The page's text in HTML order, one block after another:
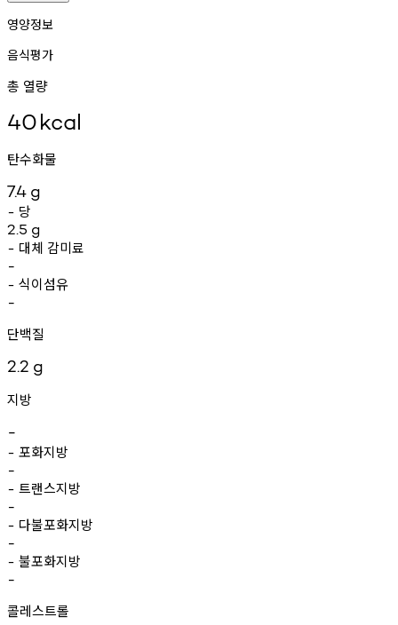
영양정보
음식평가
총 열량
40kcal
탄수화물
7.4 g
- 당
2.5 g
- 대체 감미료
-
- 식이섬유
-
단백질
2.2 g
지방
-
- 포화지방
-
- 트랜스지방
-
- 다불포화지방
-
- 불포화지방
-
콜레스트롤